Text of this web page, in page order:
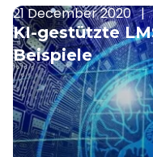
21 December 2020 |
KI-gestützte
Beispiele